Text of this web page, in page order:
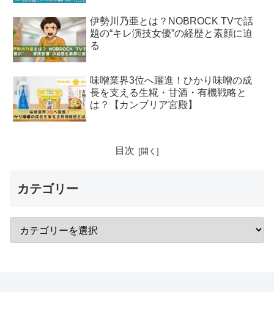
伊勢川乃亜とは？NOBROCK TVで話
題の“キレ演技女優”の経歴と素顔に迫
る
味噌業界3位へ躍進！ひかり味噌の成
長を支える生糀・甘酒・有機戦略と
は？【カンブリア宮殿】
目次
カテゴリー